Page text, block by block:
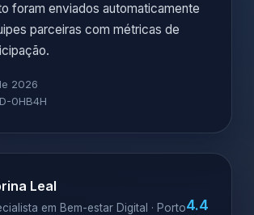
foram enviados automaticamente
parceiras com métricas de
2026
0HB4H
Leal
em Bem-estar Digital · Porto4.4